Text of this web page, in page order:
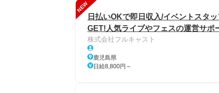
NEW
日払いOKで即日収入/イベントスタ
GET!人気ライブやフェスの運営サポ
株式会社フルキャスト
鹿児島県
日給8,800円～